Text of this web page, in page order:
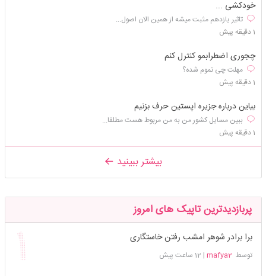
خودکشی ...
تاثیر یازدهم مثبت میشه از همین الان اصول...
1 دقیقه پیش
چجوری اضطرابمو کنترل کنم
مهلت چی تموم شده؟
1 دقیقه پیش
بیاین درباره جزیره اپستین حرف بزنیم
ببین مسایل کشور من به من مربوط هست مطلقا...
1 دقیقه پیش
بیشتر ببینید
پربازدیدترین تاپیک های امروز
برا برادر شوهر امشب رفتن خاستگاری
توسط mafya2
| 12 ساعت پیش